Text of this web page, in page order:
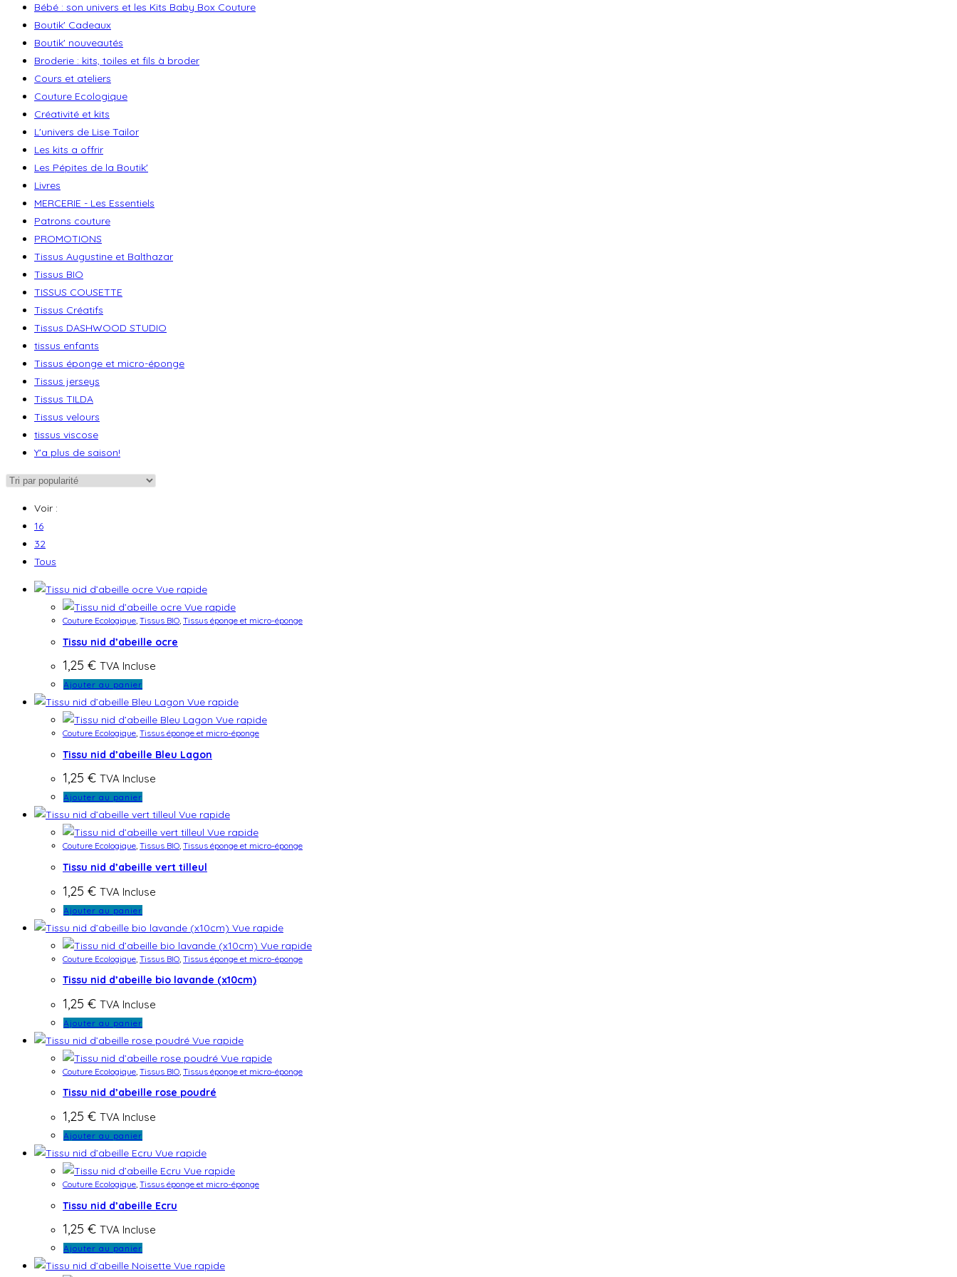
Bébé : son univers et les Kits Baby Box Couture
Boutik' Cadeaux
Boutik' nouveautés
Broderie : kits, toiles et fils à broder
Cours et ateliers
Couture Ecologique
Créativité et kits
L'univers de Lise Tailor
Les kits a offrir
Les Pépites de la Boutik'
Livres
MERCERIE - Les Essentiels
Patrons couture
PROMOTIONS
Tissus Augustine et Balthazar
Tissus BIO
TISSUS COUSETTE
Tissus Créatifs
Tissus DASHWOOD STUDIO
tissus enfants
Tissus éponge et micro-éponge
Tissus jerseys
Tissus TILDA
Tissus velours
tissus viscose
Y'a plus de saison!
Voir :
16
32
Tous
Vue rapide
Vue rapide
Couture Ecologique, Tissus BIO, Tissus éponge et micro-éponge
Tissu nid d’abeille ocre
1,25 € TVA Incluse
Ajouter au panier
Vue rapide
Vue rapide
Couture Ecologique, Tissus éponge et micro-éponge
Tissu nid d’abeille Bleu Lagon
1,25 € TVA Incluse
Ajouter au panier
Vue rapide
Vue rapide
Couture Ecologique, Tissus BIO, Tissus éponge et micro-éponge
Tissu nid d’abeille vert tilleul
1,25 € TVA Incluse
Ajouter au panier
Vue rapide
Vue rapide
Couture Ecologique Tissus BIO Tissus éponge et micro-éponge
Tissu nid d’abeille bio lavande (x10cm)
1,25 € TVA Incluse
Ajouter au panier
Vue rapide
Vue rapide
Couture Ecologique Tissus BIO Tissus éponge et micro-éponge
Tissu nid d’abeille rose poudré
1,25 € TVA Incluse
Ajouter au panier
Vue rapide
Vue rapide
Couture Ecologique, Tissus éponge et micro-éponge
Tissu nid d’abeille Ecru
1,25 € TVA Incluse
Ajouter au panier
Vue rapide